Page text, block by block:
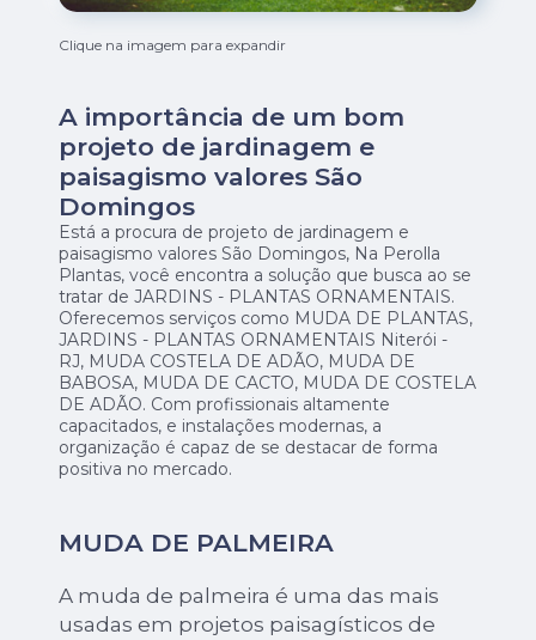
Clique na imagem para expandir
A importância de um bom
projeto de jardinagem e
paisagismo valores São
Domingos
Está a procura de projeto de jardinagem e
paisagismo valores São Domingos, Na Perolla
Plantas, você encontra a solução que busca ao se
tratar de JARDINS - PLANTAS ORNAMENTAIS.
Oferecemos serviços como MUDA DE PLANTAS,
JARDINS - PLANTAS ORNAMENTAIS Niterói -
RJ, MUDA COSTELA DE ADÃO, MUDA DE
BABOSA, MUDA DE CACTO, MUDA DE COSTELA
DE ADÃO. Com profissionais altamente
capacitados, e instalações modernas, a
organização é capaz de se destacar de forma
positiva no mercado.
MUDA DE PALMEIRA
A muda de palmeira é uma das mais
usadas em projetos paisagísticos de